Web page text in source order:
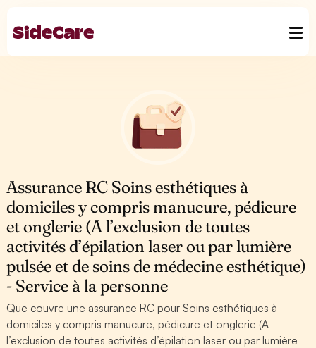
Assurance RC Soins esthétiques à
domiciles y compris manucure, pédicure
et onglerie (A l’exclusion de toutes
activités d’épilation laser ou par lumière
pulsée et de soins de médecine esthétique)
- Service à la personne
Que couvre une assurance RC pour Soins esthétiques à
domiciles y compris manucure, pédicure et onglerie (A
l’exclusion de toutes activités d’épilation laser ou par lumière